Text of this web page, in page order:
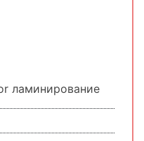
ламинирование